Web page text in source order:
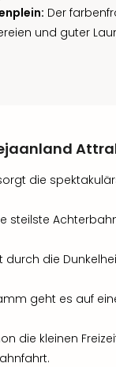
Der
und guter
die
steilste
durch die
geht es auf
die kleinen